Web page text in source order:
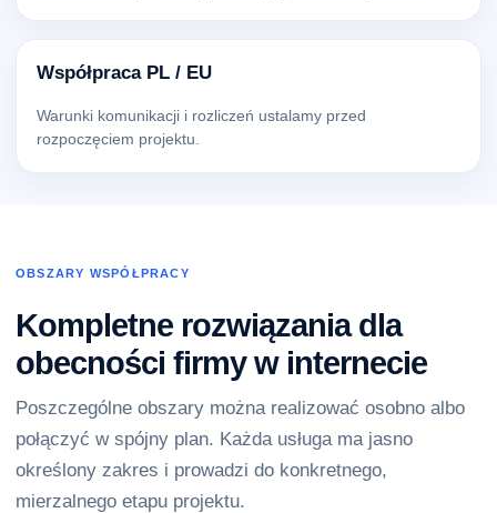
Współpraca PL / EU
Warunki komunikacji i rozliczeń ustalamy przed
rozpoczęciem projektu.
OBSZARY WSPÓŁPRACY
Kompletne rozwiązania dla
obecności firmy w internecie
Poszczególne obszary można realizować osobno albo
połączyć w spójny plan. Każda usługa ma jasno
określony zakres i prowadzi do konkretnego,
mierzalnego etapu projektu.